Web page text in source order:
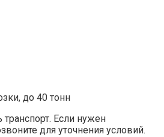
до 40 тонн
Если нужен
для уточнения условий.